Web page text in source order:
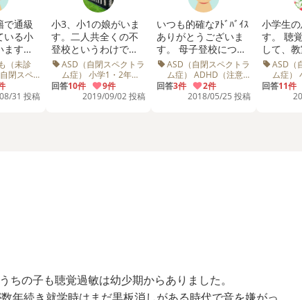
か…
問題ではない気持ちもあり、
ごとが出ているので数年かけて転校できるか動いてみ
らっしゃったらお話をきかせていただきたいです。
で通級
いる小
ます。
ません
科医よ
ラム
と言わ
して
、帰
手術を
から、
（未診
閉スペ
小学1・
敏 不登校
31 投稿
小3、小1の娘がいま
す。二人共全くの不
登校というわけでは
ありませんが、ほと
んど行っていませ
ん。 特に下の子とは
離れられず、また私
雰囲気はかなり悪い
です。 下の子は先日
ASD（自閉スペクトラ
ム症） 小学1・2年生
視覚優位 IQ WISC 教
育相談 病院 診断 スク
回答10件
9件
2019/09/02 投稿
いつも的確なｱﾄﾞﾊﾞｲｽ
ありがとうございま
す。 母子登校につい
て、皆様の経験談と
ても役に立っていま
す。現在は、短い時
間ですが、教室に入
旦ﾘｾｯﾄとして、学校
の外に出るようにし
ASD（自閉スペクトラ
ム症） ADHD（注意
欠如多動症） 小学5・
6年生 聴覚過敏 先生
回答3件
2件
2018/05/25 投稿
小学生
す。 聴
して、
くなり
在、遅
間程度し
もしく
をしてい
過敏が
や、困
さんあ
とのこ
は、今
す。 今
校以外
外出が
場合、
校の在
私立？
ルです
ASD（
ム症）
小学3
6年生
回答11件
の子も聴覚過敏は幼少期からありました。
年続き就学時はまだ黒板消しがある時代で音を嫌がっ